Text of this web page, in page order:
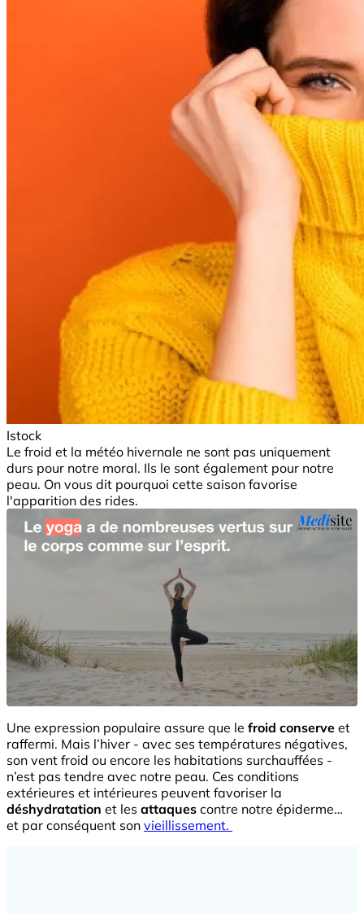
Istock
Le froid et la météo hivernale ne sont pas uniquement
durs pour notre moral. Ils le sont également pour notre
peau. On vous dit pourquoi cette saison favorise
l'apparition des rides.
Une expression populaire assure que le froid conserve et
raffermi. Mais l’hiver - avec ses températures négatives,
son vent froid ou encore les habitations surchauffées -
n’est pas tendre avec notre peau. Ces conditions
extérieures et intérieures peuvent favoriser la
déshydratation et les attaques contre notre épiderme…
et par conséquent son vieillissement.